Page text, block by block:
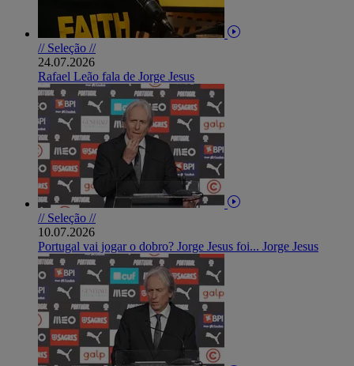
// Seleção //
24.07.2026
Rafael Leão fala de Jorge Jesus
// Seleção //
10.07.2026
Portugal vai jogar o dobro? Jorge Jesus foi... Jorge Jesus